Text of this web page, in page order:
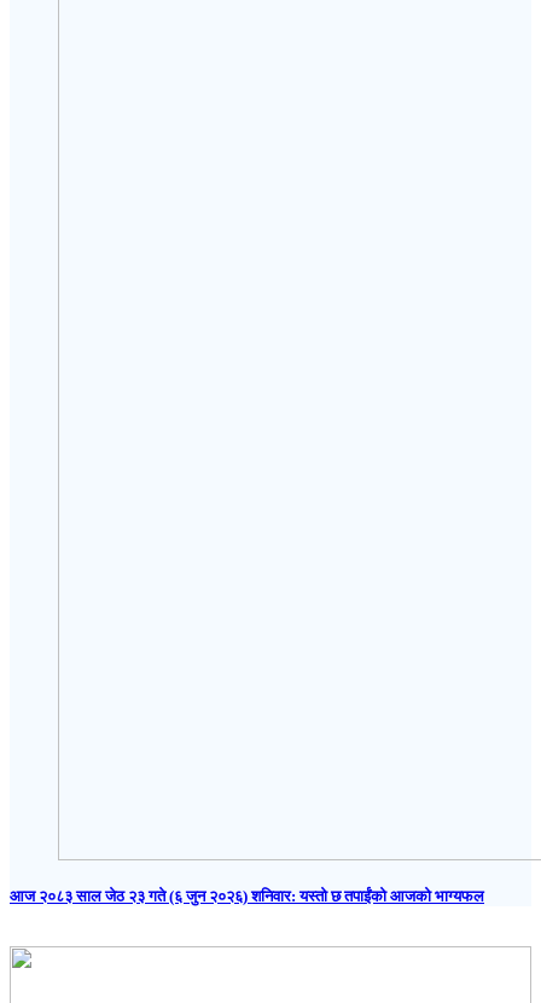
आज २०८३ साल जेठ २३ गते (६ जुन २०२६) शनिवार: यस्तो छ तपाईंको आजको भाग्यफल